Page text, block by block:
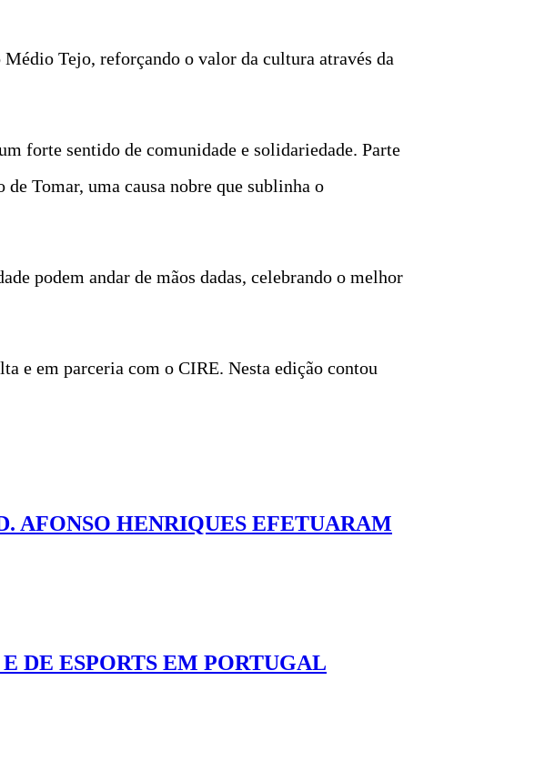
Tejo, reforçando o valor da cultura através da
forte sentido de comunidade e solidariedade. Parte
Tomar, uma causa nobre que sublinha o
podem andar de mãos dadas, celebrando o melhor
e em parceria com o CIRE. Nesta edição contou
AFONSO HENRIQUES EFETUARAM
DE ESPORTS EM PORTUGAL